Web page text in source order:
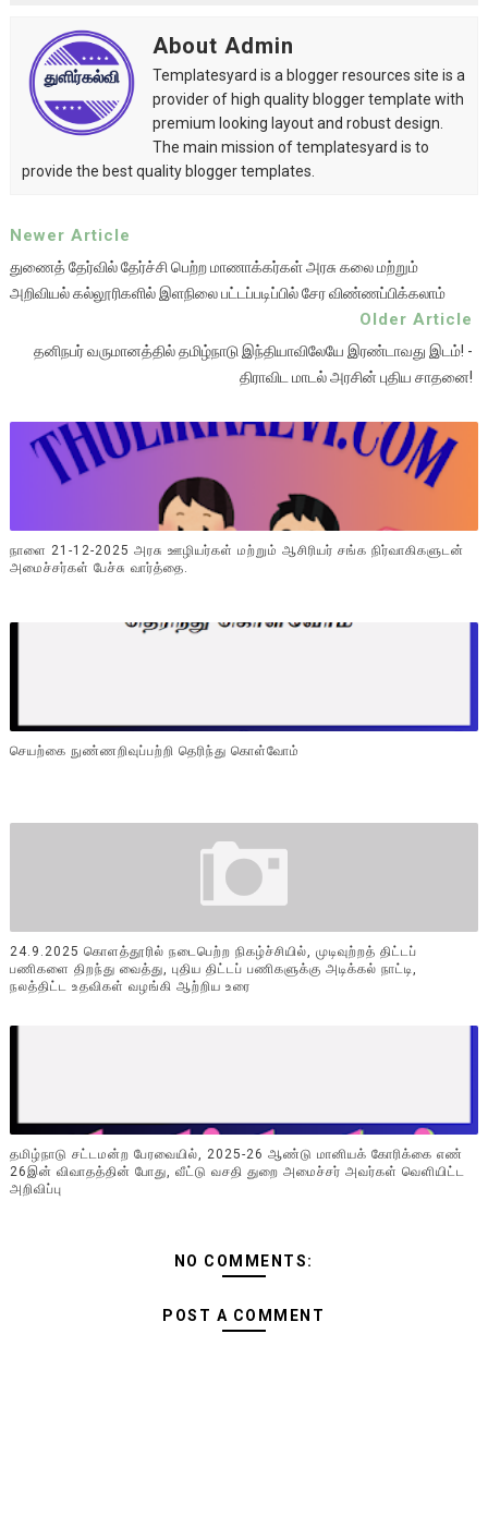
About Admin
Templatesyard is a blogger resources site is a
provider of high quality blogger template with
premium looking layout and robust design.
The main mission of templatesyard is to
provide the best quality blogger templates.
Newer Article
துணைத் தேர்வில் தேர்ச்சி பெற்ற மாணாக்கர்கள் அரசு கலை மற்றும்
அறிவியல் கல்லூரிகளில் இளநிலை பட்டப்படிப்பில் சேர விண்ணப்பிக்கலாம்
Older Article
தனிநபர் வருமானத்தில் தமிழ்நாடு இந்தியாவிலேயே இரண்டாவது இடம்! -
திராவிட மாடல் அரசின் புதிய சாதனை!
நாளை 21-12-2025 அரசு ஊழியர்கள் மற்றும் ஆசிரியர் சங்க நிர்வாகிகளுடன்
அமைச்சர்கள் பேச்சு வார்த்தை.
செயற்கை நுண்ணறிவுப்பற்றி தெரிந்து கொள்வோம்
24.9.2025 கொளத்தூரில் நடைபெற்ற நிகழ்ச்சியில், முடிவுற்றத் திட்டப்
பணிகளை திறந்து வைத்து, புதிய திட்டப் பணிகளுக்கு அடிக்கல் நாட்டி,
நலத்திட்ட உதவிகள் வழங்கி ஆற்றிய உரை
தமிழ்நாடு சட்டமன்ற பேரவையில், 2025-26 ஆண்டு மானியக் கோரிக்கை எண்
26இன் விவாதத்தின் போது, வீட்டு வசதி துறை அமைச்சர் அவர்கள் வெளியிட்ட
அறிவிப்பு
NO COMMENTS:
POST A COMMENT